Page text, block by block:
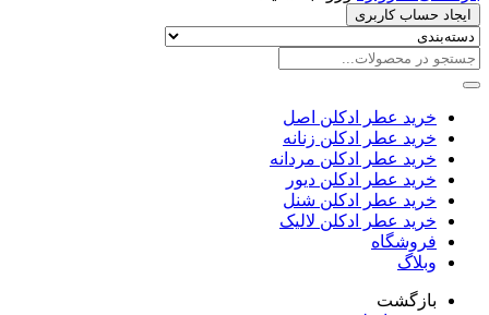
ایجاد حساب کاربری
خرید عطر ادکلن اصل
خرید عطر ادکلن زنانه
خرید عطر ادکلن مردانه
خرید عطر ادکلن دیور
خرید عطر ادکلن شنل
خرید عطر ادکلن لالیک
فروشگاه
وبلاگ
بازگشت